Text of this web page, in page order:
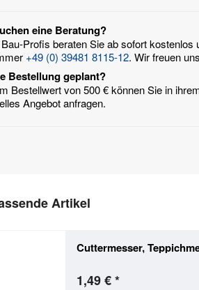
eine Beratung?
Profis beraten Sie ab sofort kostenlos
+49 (0) 39481 8115-12. Wir freuen
Bestellung geplant?
Bestellwert von 500 € können Sie in
Angebot anfragen.
Artikel
Cuttermesser,
1,49 € *